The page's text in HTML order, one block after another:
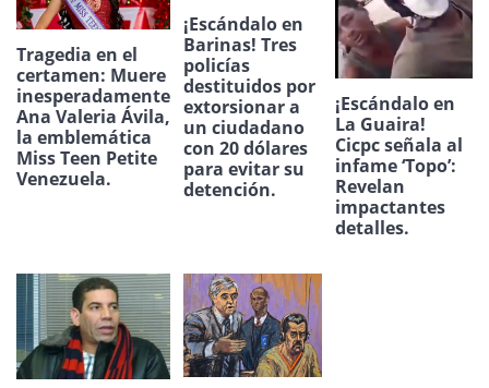
Tragedia en el
certamen: Muere
inesperadamente
Ana Valeria Ávila,
la emblemática
Miss Teen Petite
Venezuela.
¡Escándalo en
Barinas! Tres
policías
destituidos por
extorsionar a
un ciudadano
con 20 dólares
para evitar su
detención.
¡Escándalo en
La Guaira!
Cicpc señala al
infame ‘Topo’:
Revelan
impactantes
detalles.